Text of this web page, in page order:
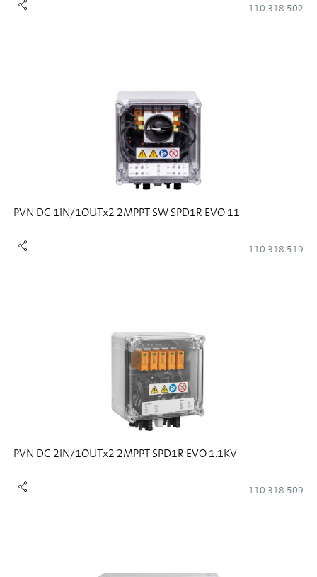
110.318.502
PVN DC 1IN/1OUTx2 2MPPT SW SPD1R EVO 11
110.318.519
PVN DC 2IN/1OUTx2 2MPPT SPD1R EVO 1.1KV
110.318.509